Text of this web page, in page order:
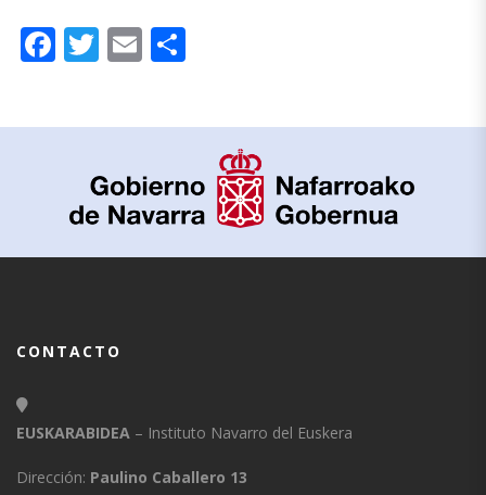
Facebook
Twitter
Email
CONTACTO
EUSKARABIDEA – Instituto Navarro del Euskera
Dirección: Paulino Caballero 13